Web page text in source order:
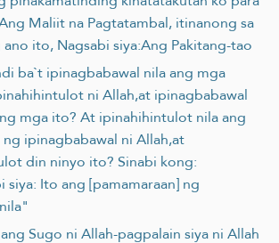
Maliit na Pagtatambal, itinanong sa
ano ito, Nagsabi siya:Ang Pakitang-tao
ba`t ipinagbabawal nila ang mga
ni Allah,at ipinagbabawal
mga ito? At ipinahihintulot nila ang
ipinagbabawal ni Allah,at
din ninyo ito? Sinabi kong:
siya: Ito ang [pamamaraan] ng
Sugo ni Allah-pagpalain siya ni Allah